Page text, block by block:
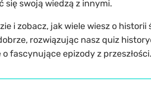
się swoją wiedzą z innymi.
i zobacz, jak wiele wiesz o
rozwiązując nasz quiz
fascynujące epizody z